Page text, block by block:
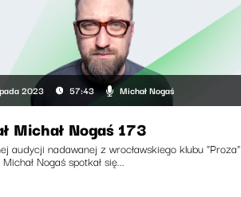
2023 57:43 Michał Nogaś
Michał Nogaś 173
audycji nadawanej z wrocławskiego klubu "Proza"
Nogaś spotkał się...